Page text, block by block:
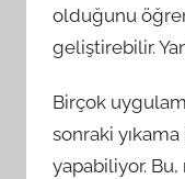
olduğunu
geliştirebilir.
Birçok
sonraki
yapabiliyor. Bu,